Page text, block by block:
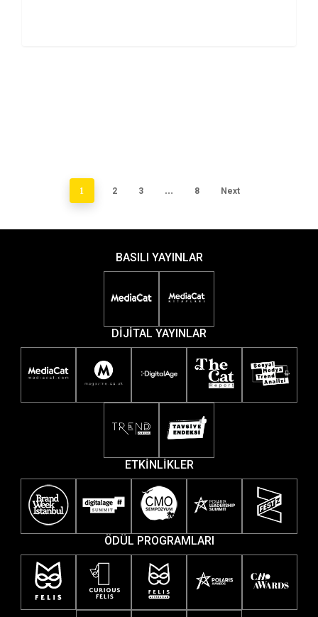
1 2 3 … 8 Next
BASILI YAYINLAR
DİJİTAL YAYINLAR
ETKİNLİKLER
ÖDÜL PROGRAMLARI